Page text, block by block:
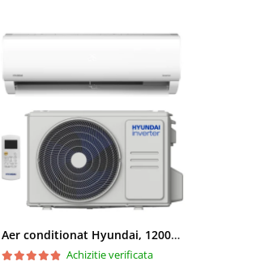
Aer conditionat Hyundai, 12000 BTU, Clasa A++/A+, Inverter, kit Wi-Fi inclus
Achizitie verificata